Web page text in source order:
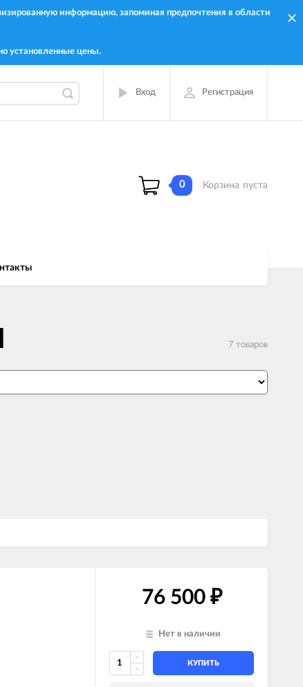
информацию, запоминая предпочтения в области
установленные цены.
Вход Регистрация
0 Корзина пуста
7 товаров
76 500 ₽
Нет в наличии
КУПИТЬ